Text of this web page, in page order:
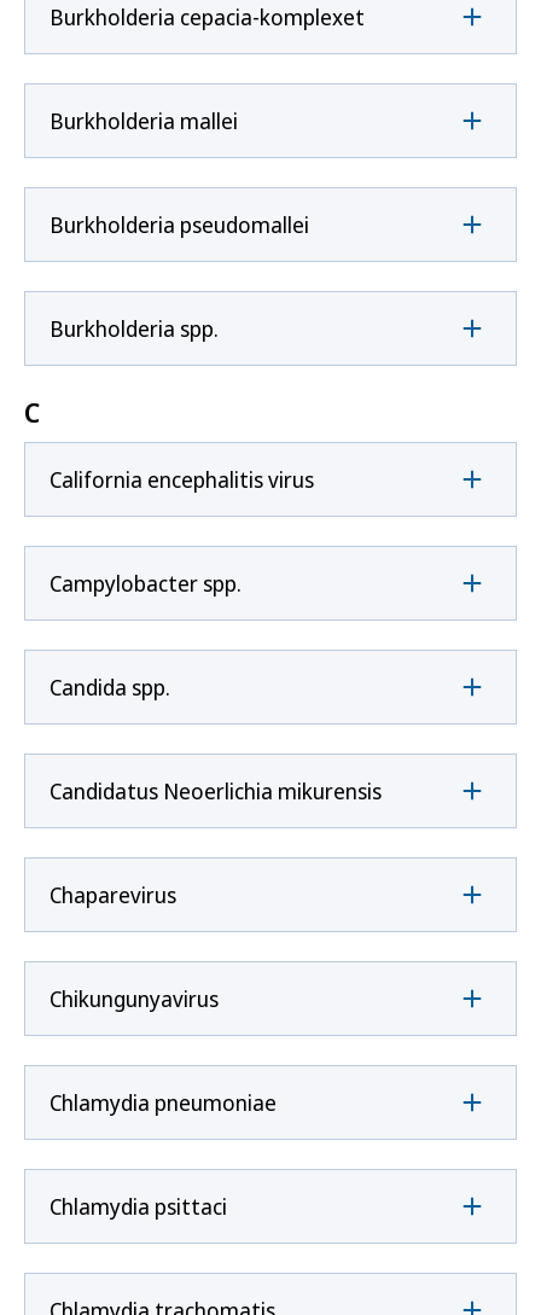
Burkholderia cepacia-komplexet
Burkholderia mallei
Burkholderia pseudomallei
Burkholderia spp.
C
California encephalitis virus
Campylobacter spp.
Candida spp.
Candidatus Neoerlichia mikurensis
Chaparevirus
Chikungunyavirus
Chlamydia pneumoniae
Chlamydia psittaci